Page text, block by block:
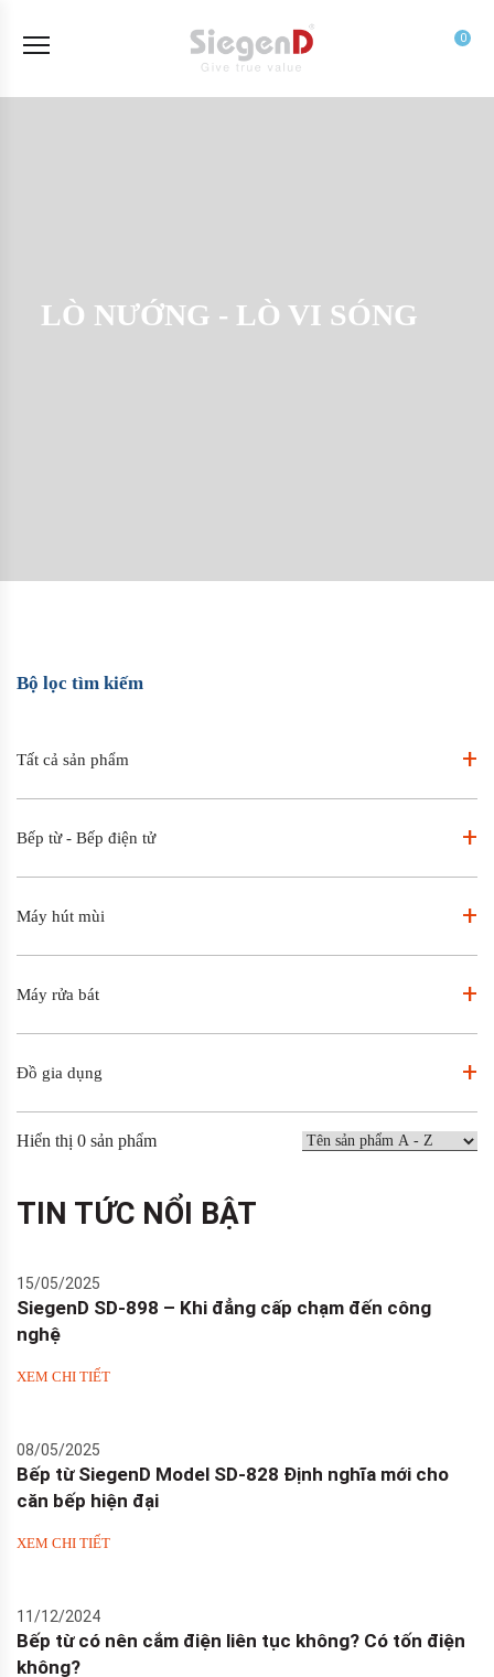
0
LÒ NƯỚNG - LÒ VI SÓNG
Bộ lọc tìm kiếm
Tất cả sản phẩm +
Bếp từ - Bếp điện tử +
Máy hút mùi +
Máy rửa bát +
Đồ gia dụng +
Hiển thị 0 sản phẩm
TIN TỨC NỔI BẬT
15/05/2025
SiegenD SD-898 – Khi đẳng cấp chạm đến công
nghệ
XEM CHI TIẾT
08/05/2025
Bếp từ SiegenD Model SD-828 Định nghĩa mới cho
căn bếp hiện đại
XEM CHI TIẾT
11/12/2024
Bếp từ có nên cắm điện liên tục không? Có tốn điện
không?